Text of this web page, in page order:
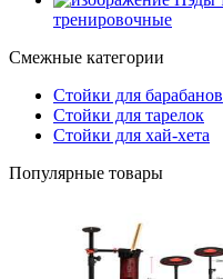
тренировочные
Смежные категории
Стойки для барабанов
Стойки для тарелок
Стойки для хай-хета
Популярные товары